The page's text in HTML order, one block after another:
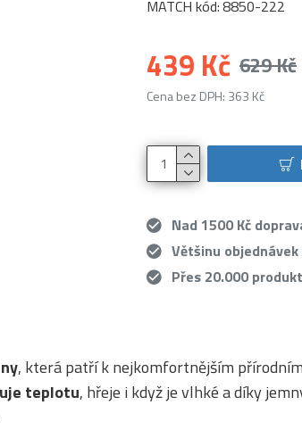
439 Kč 629 Kč
Cena bez DPH: 363 Kč
MATCH kód:8850-222
Nad 1500 Kč
Většinu
Přes 20.000
, která patří k nejkomfortnějším
teplotu, hřeje i když je vlhké a díky